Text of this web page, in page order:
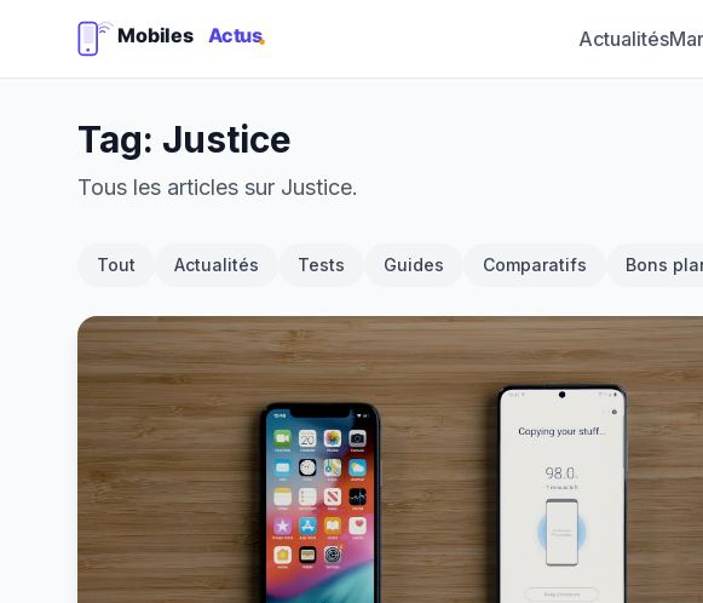
Actualités
Tag: Justice
Tous les articles sur Justice.
Tout Actualités Tests Guides Comparatifs Bons